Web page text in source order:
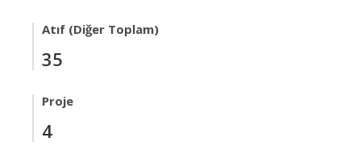
Atıf (Diğer Toplam)
35
Proje
4